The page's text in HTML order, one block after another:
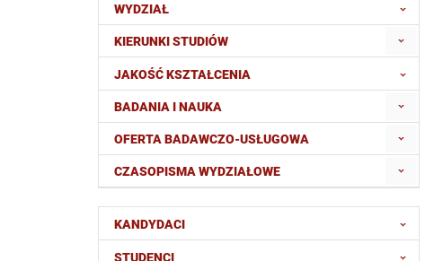
WYDZIAŁ
KIERUNKI STUDIÓW
JAKOŚĆ KSZTAŁCENIA
BADANIA I NAUKA
OFERTA BADAWCZO-USŁUGOWA
CZASOPISMA WYDZIAŁOWE
KANDYDACI
STUDENCI